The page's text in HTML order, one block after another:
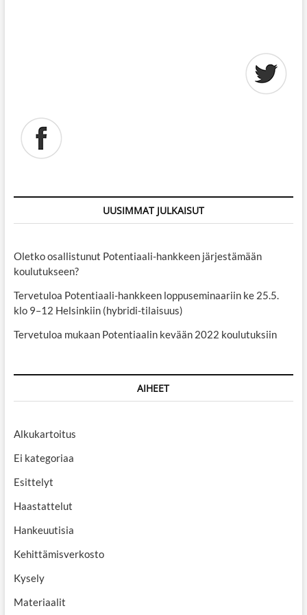
UUSIMMAT JULKAISUT
Oletko osallistunut Potentiaali-hankkeen järjestämään
koulutukseen?
Tervetuloa Potentiaali-hankkeen loppuseminaariin ke 25.5.
klo 9–12 Helsinkiin (hybridi-tilaisuus)
Tervetuloa mukaan Potentiaalin kevään 2022 koulutuksiin
AIHEET
Alkukartoitus
Ei kategoriaa
Esittelyt
Haastattelut
Hankeuutisia
Kehittämisverkosto
Kysely
Materiaalit